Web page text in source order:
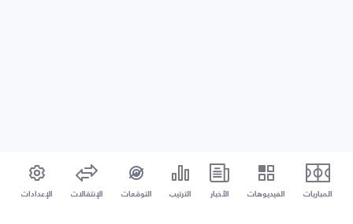
المباريات الفيديوهات الأخبار الترتيب التوقعات الإنتقالات الإعدادات